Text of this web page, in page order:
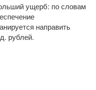
ущерб: по словам
направить
рублей.